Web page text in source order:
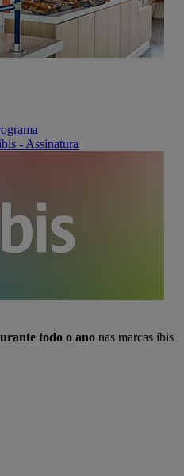
- Assinatura
todo o ano nas marcas ibis